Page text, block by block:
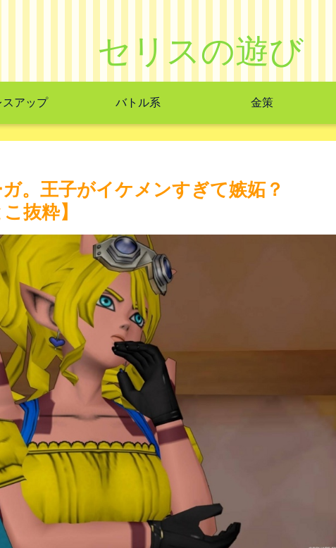
セリスの遊び
スアップ バトル系 金策
。王子がイケメンすぎて嫉妬？
抜粋】